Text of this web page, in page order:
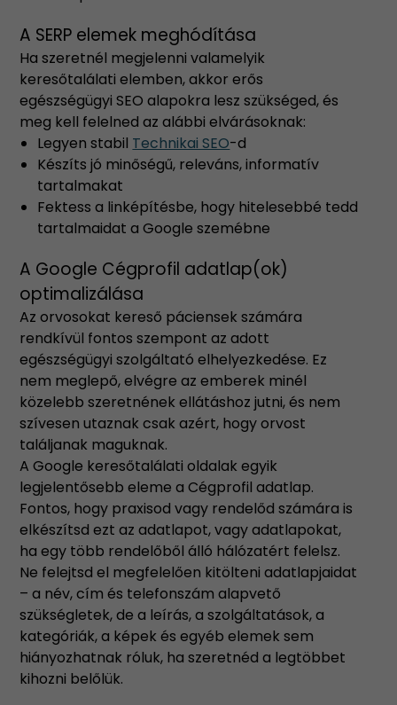
A SERP elemek meghódítása
Ha szeretnél megjelenni valamelyik
keresőtalálati elemben, akkor erős
egészségügyi SEO alapokra lesz szükséged, és
meg kell felelned az alábbi elvárásoknak:
Legyen stabil Technikai SEO-d
Készíts jó minőségű, releváns, informatív
tartalmakat
Fektess a linképítésbe, hogy hitelesebbé tedd
tartalmaidat a Google szemébne
A Google Cégprofil adatlap(ok)
optimalizálása
Az orvosokat kereső páciensek számára
rendkívül fontos szempont az adott
egészségügyi szolgáltató elhelyezkedése. Ez
nem meglepő, elvégre az emberek minél
közelebb szeretnének ellátáshoz jutni, és nem
szívesen utaznak csak azért, hogy orvost
találjanak maguknak.
A Google keresőtalálati oldalak egyik
legjelentősebb eleme a Cégprofil adatlap.
Fontos, hogy praxisod vagy rendelőd számára is
elkészítsd ezt az adatlapot, vagy adatlapokat,
ha egy több rendelőből álló hálózatért felelsz.
Ne felejtsd el megfelelően kitölteni adatlapjaidat
– a név, cím és telefonszám alapvető
szükségletek, de a leírás, a szolgáltatások, a
kategóriák, a képek és egyéb elemek sem
hiányozhatnak róluk, ha szeretnéd a legtöbbet
kihozni belőlük.